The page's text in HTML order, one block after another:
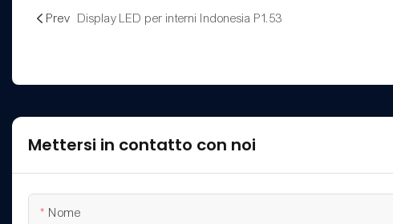
Prev Display LED per interni Indonesia P1.53
Mettersi in contatto con noi
Nome